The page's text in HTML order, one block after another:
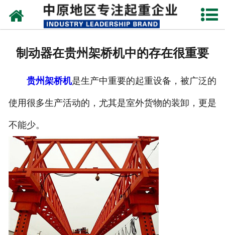
网站首页
企业视频
成功案例
联系我们
制动器在贵州架桥机中的存在很重要
贵州架桥机是生产中重要的起重设备，被广泛的
使用很多生产活动的，尤其是室外货物的装卸，更是
不能少。